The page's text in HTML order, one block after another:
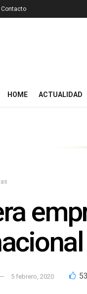
Contacto
HOME ACTUALIDAD
5 febrero, 2020 53